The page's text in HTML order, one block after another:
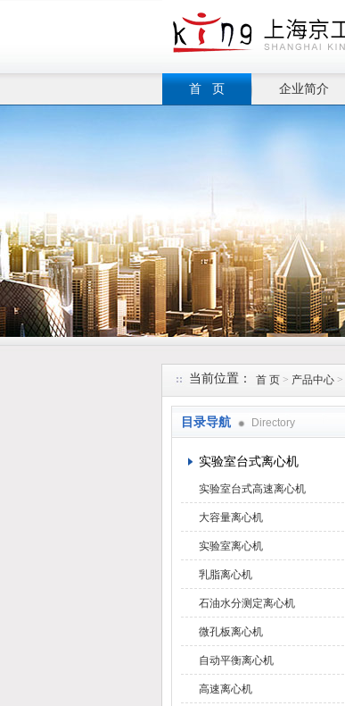
首 页 企业简介
当前位置： 首 页 > 产品中心 >
目录导航 Directory
实验室台式离心机
实验室台式高速离心机
大容量离心机
实验室离心机
乳脂离心机
石油水分测定离心机
微孔板离心机
自动平衡离心机
高速离心机